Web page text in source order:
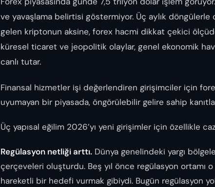
ve yavaşlama belirtisi göstermiyor. Üç aylık
gelen kriptonun aksine, forex hacmi dikkat çekici
küresel ticaret ve jeopolitik olaylar, genel ekonomik
canlı tutar.
Finansal hizmetler işi değerlendiren girişimciler için
uyumayan bir piyasada, öngörülebilir gelire sahip
Üç yapısal eğilim 2026’yı yeni girişimler için özellikle
Regülasyon netliği arttı. Dünya genelindeki yargı
çerçeveleri oluşturdu. Beş yıl önce regülasyon ortamı
hareketli bir hedefi vurmak gibiydi. Bugün regülasyon